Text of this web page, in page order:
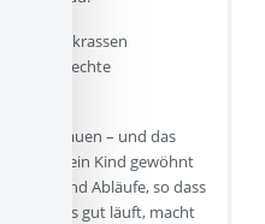
in einem krassen
Vertrauen – und das
heißt: dein Kind gewöhnt
und Abläufe, so dass
Wenn es gut läuft, macht